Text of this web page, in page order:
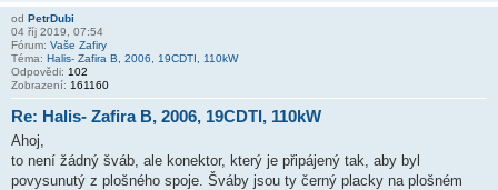
od PetrDubi
04 říj 2019, 07:54
Fórum: Vaše Zafiry
Téma: Halis- Zafira B, 2006, 19CDTI, 110kW
Odpovědi: 102
Zobrazení: 161160
Re: Halis- Zafira B, 2006, 19CDTI, 110kW
Ahoj,
to není žádný šváb, ale konektor, který je připájený tak, aby byl
povysunutý z plošného spoje. Šváby jsou ty černý placky na plošném